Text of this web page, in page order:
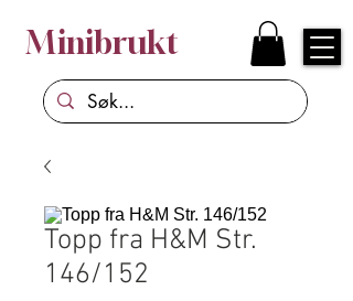
Minibrukt
Topp fra H&M Str.
146/152